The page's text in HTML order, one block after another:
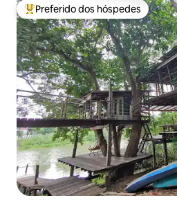
Entre os melhores preferidos dos
Preferido dos hóspedes